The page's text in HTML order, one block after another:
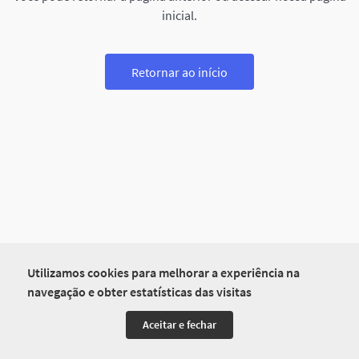
Utilizamos cookies para melhorar a experiência na
navegação e obter estatísticas das visitas
Aceitar e fechar
inicial.
Retornar ao início